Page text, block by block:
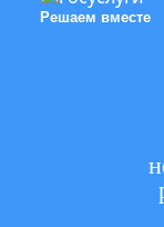
Решаем вместе